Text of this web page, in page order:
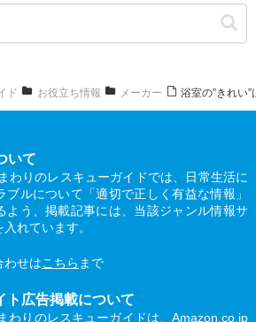
ド お役立ち情報 メーカー 浴室の”きれい
いて
わりのレスキューガイドでは、日常生活に
ブルについて「適切で正しく有益な情報」
よう、掲載記事には、当該ジャンル情報サ
れています。
わせはこちら まで
広告掲載について
わりのレスキューガイドは、Amazon.co.jp